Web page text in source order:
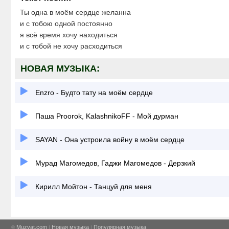
Ты одна в моём сердце желанна
и с тобою одной постоянно
я всё время хочу находиться
и с тобой не хочу расходиться
НОВАЯ МУЗЫКА:
Enzro - Будто тату на моём сердце
Паша Proorok, KalashnikoFF - Мой дурман
SAYAN - Она устроила войну в моём сердце
Мурад Магомедов, Гаджи Магомедов - Дерзкий
Кирилл Мойтон - Танцуй для меня
© Muzvat.com | Новая музыка | Популярная музыка